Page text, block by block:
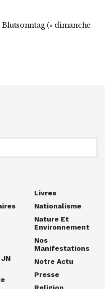
Blutsonntag (« dimanche
Livres
Nationalisme
Nature Et
Environnement
Nos
Manifestations
Notre Actu
Presse